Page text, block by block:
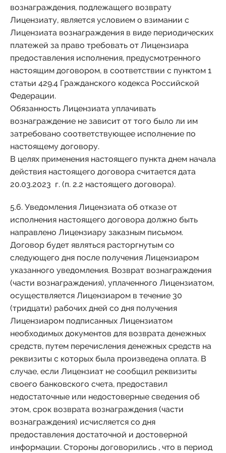
вознаграждения, подлежащего возврату
Лицензиату, является условием о взимании с
Лицензиата вознаграждения в виде периодических
платежей за право требовать от Лицензиара
предоставления исполнения, предусмотренного
настоящим договором, в соответствии с пунктом 1
статьи 429.4 Гражданского кодекса Российской
Федерации.
Обязанность Лицензиата уплачивать
вознаграждение не зависит от того было ли им
затребовано соответствующее исполнение по
настоящему договору.
В целях применения настоящего пункта днем начала
действия настоящего договора считается дата
20.03.2023 г. (п. 2.2 настоящего договора).
5.6. Уведомления Лицензиата об отказе от
исполнения настоящего договора должно быть
направлено Лицензиару заказным письмом.
Договор будет являться расторгнутым со
следующего дня после получения Лицензиаром
указанного уведомления. Возврат вознаграждения
(части вознаграждения), уплаченного Лицензиатом,
осуществляется Лицензиаром в течение 30
(тридцати) рабочих дней со дня получения
Лицензиаром подписанных Лицензиатом
необходимых документов для возврата денежных
средств, путем перечисления денежных средств на
реквизиты с которых была произведена оплата. В
случае, если Лицензиат не сообщил реквизиты
своего банковского счета, предоставил
недостаточные или недостоверные сведения об
этом, срок возврата вознаграждения (части
вознаграждения) исчисляется со дня
предоставления достаточной и достоверной
информации. Стороны договорились , что в период